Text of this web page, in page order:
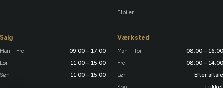
Elbiler
Salg
Man – Fre
09:00 – 17:00
Lør
11:00 – 15:00
Søn
11:00 – 15:00
Værksted
Man – Tor
08:00 – 16:00
Fre
08:00 – 14:00
Lør
Efter aftale